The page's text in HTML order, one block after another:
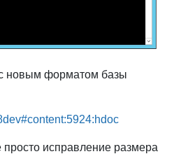
новым форматом базы
исправление размера